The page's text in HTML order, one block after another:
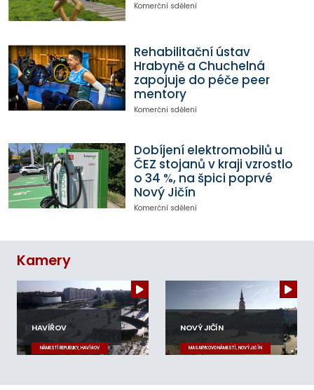
Komerční sdělení
Rehabilitační ústav
Hrabyně a Chuchelná
zapojuje do péče peer
mentory
Komerční sdělení
Dobíjení elektromobilů u
ČEZ stojanů v kraji vzrostlo
o 34 %, na špici poprvé
Nový Jičín
Komerční sdělení
Kamery
HAVÍŘOV
NÁMĚSTÍ REPUBLIKY, HAVÍŘOV
NOVÝ JIČÍN
MASARYKOVO NÁMĚSTÍ, NOVÝ JIČÍN